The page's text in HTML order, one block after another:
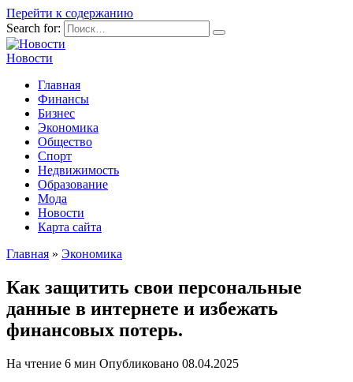
Перейти к содержанию
Search for:
Новости
Главная
Финансы
Бизнес
Экономика
Общество
Спорт
Недвижимость
Образование
Мода
Новости
Карта сайта
Главная » Экономика
Как защитить свои персональные
данные в интернете и избежать
финансовых потерь.
На чтение 6 мин Опубликовано 08.04.2025